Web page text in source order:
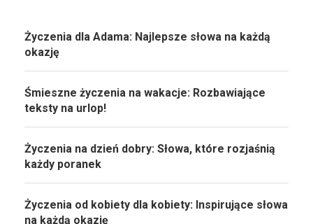
Życzenia dla Adama: Najlepsze słowa na każdą
okazję
Śmieszne życzenia na wakacje: Rozbawiające
teksty na urlop!
Życzenia na dzień dobry: Słowa, które rozjaśnią
każdy poranek
Życzenia od kobiety dla kobiety: Inspirujące słowa
na każdą okazję